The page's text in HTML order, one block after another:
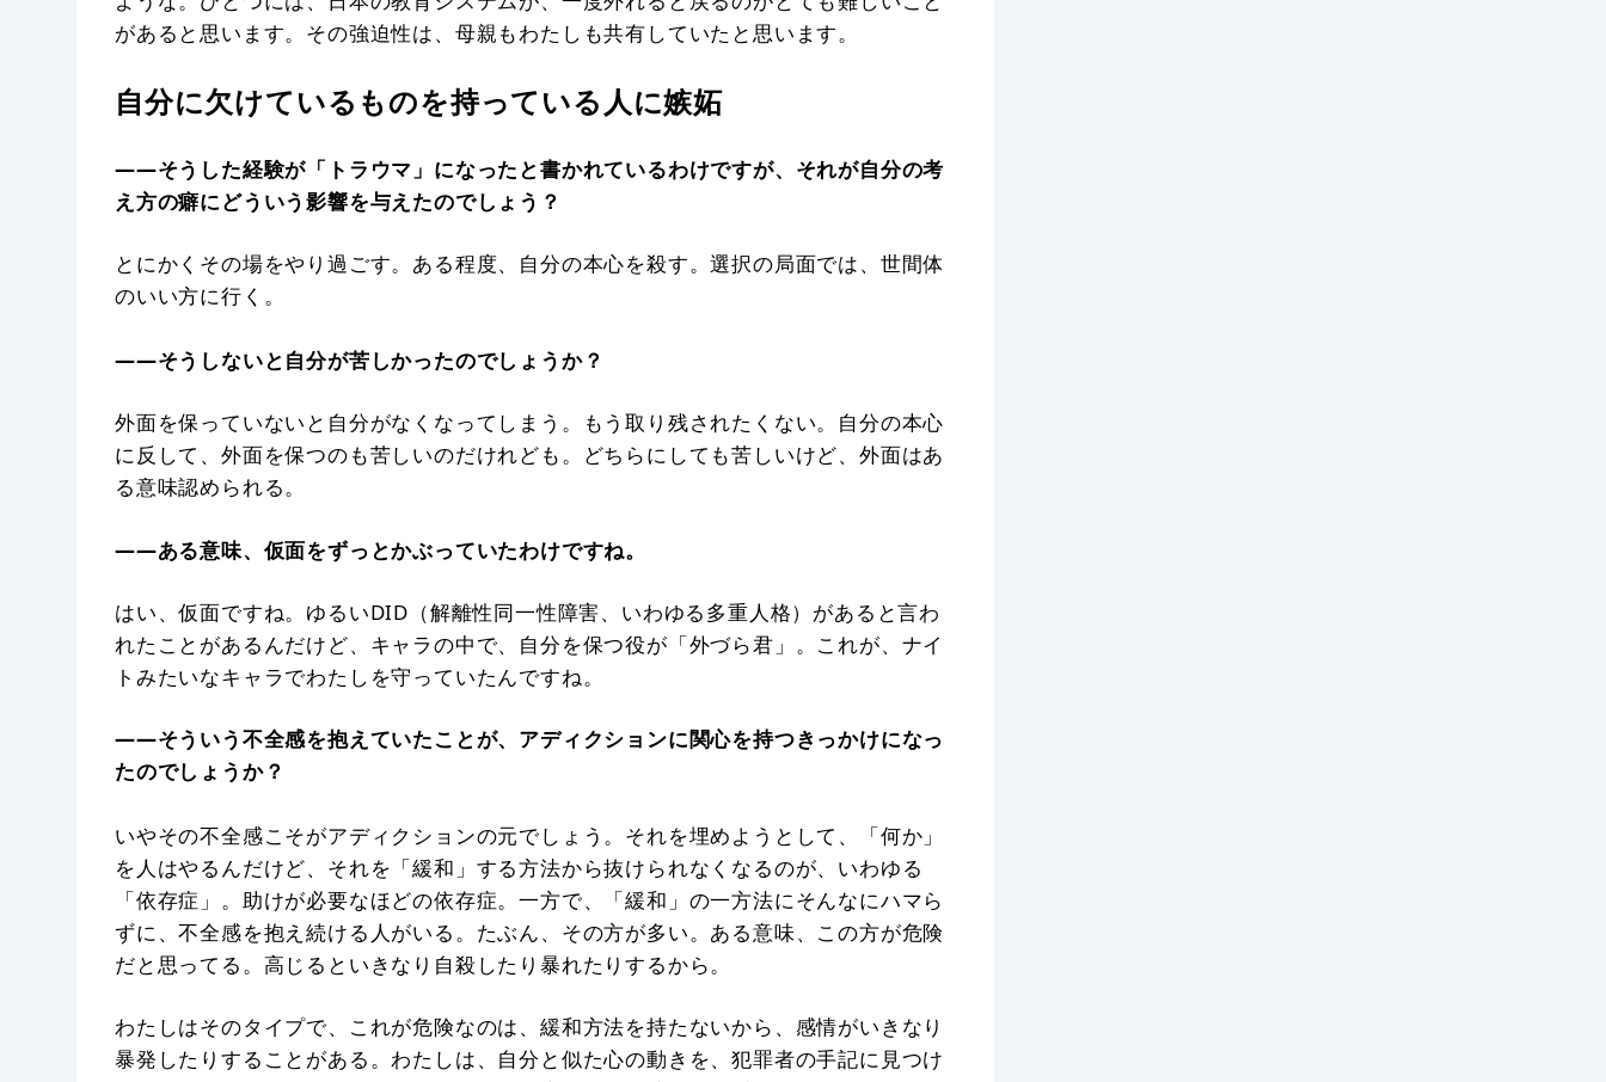
があると思います。その強迫性は、母親もわたしも共有していたと思います。
自分に欠けているものを持っている人に嫉妬
——そうした経験が「トラウマ」になったと書かれているわけですが、それが自分の考
え方の癖にどういう影響を与えたのでしょう？
とにかくその場をやり過ごす。ある程度、自分の本心を殺す。選択の局面では、世間体
のいい方に行く。
——そうしないと自分が苦しかったのでしょうか？
外面を保っていないと自分がなくなってしまう。もう取り残されたくない。自分の本心
に反して、外面を保つのも苦しいのだけれども。どちらにしても苦しいけど、外面はあ
る意味認められる。
——ある意味、仮面をずっとかぶっていたわけですね。
はい、仮面ですね。ゆるいDID（解離性同一性障害、いわゆる多重人格）があると言わ
れたことがあるんだけど、キャラの中で、自分を保つ役が「外づら君」。これが、ナイ
トみたいなキャラでわたしを守っていたんですね。
——そういう不全感を抱えていたことが、アディクションに関心を持つきっかけになっ
たのでしょうか？
いやその不全感こそがアディクションの元でしょう。それを埋めようとして、「何か」
を人はやるんだけど、それを「緩和」する方法から抜けられなくなるのが、いわゆる
「依存症」。助けが必要なほどの依存症。一方で、「緩和」の一方法にそんなにハマら
ずに、不全感を抱え続ける人がいる。たぶん、その方が多い。ある意味、この方が危険
だと思ってる。高じるといきなり自殺したり暴れたりするから。
わたしはそのタイプで、これが危険なのは、緩和方法を持たないから、感情がいきなり
暴発したりすることがある。わたしは、自分と似た心の動きを、犯罪者の手記に見つけ